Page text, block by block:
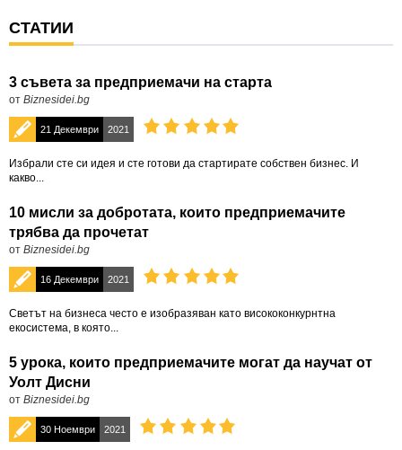
СТАТИИ
3 съвета за предприемачи на старта
от Biznesidei.bg
21 Декември 2021
Избрали сте си идея и сте готови да стартирате собствен бизнес. И
какво...
10 мисли за добротата, които предприемачите
трябва да прочетат
от Biznesidei.bg
16 Декември 2021
Светът на бизнеса често е изобразяван като висококонкурнтна
екосистема, в която...
5 урока, които предприемачите могат да научат от
Уолт Дисни
от Biznesidei.bg
30 Ноември 2021